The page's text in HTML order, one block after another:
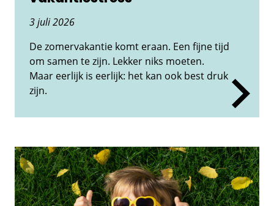
3 juli 2026
De zomervakantie komt eraan. Een fijne tijd
om samen te zijn. Lekker niks moeten.
Maar eerlijk is eerlijk: het kan ook best druk
zijn.